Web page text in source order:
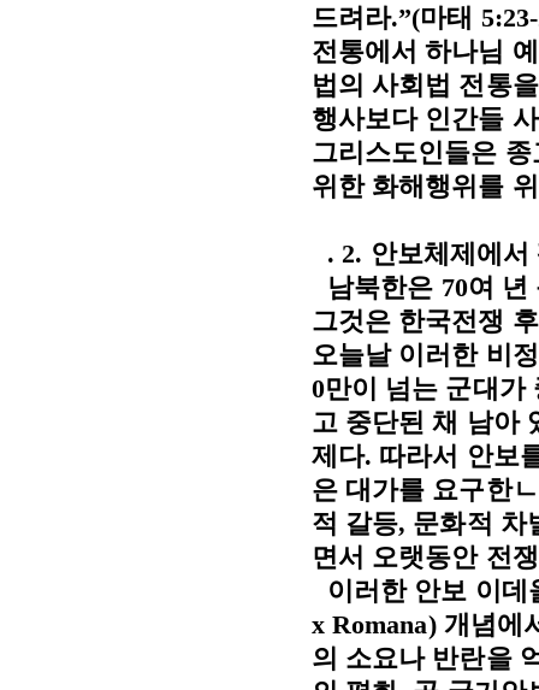
드려라.”(마태
전통에서 하나님
법의 사회법 전통
행사보다 인간들
그리스도인들은 종
위한 화해행위를
. 2. 안보체제에
남북한은 70여 년
그것은 한국전쟁
오늘날 이러한 비
0만이 넘는 군대가
고 중단된 채 남아
제다. 따라서 안보
은 대가를 요구한ㄴ
적 갈등, 문화적 차
면서 오랫동안 전
이러한 안보 이
x Romana) 개념에
의 소요나 반란을